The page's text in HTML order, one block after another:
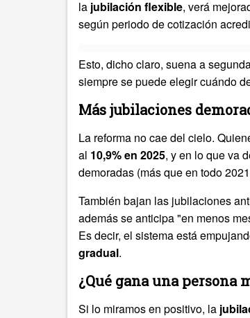
la jubilación flexible, verá
según periodo de cotización
Esto, dicho claro, suena a
siempre se puede elegir cuándo
Más jubilaciones
La reforma no cae del cielo.
al 10,9% en 2025, y en lo que va
demoradas (más que en todo
También bajan las jubilaciones
además se anticipa "en menos
Es decir, el sistema está
gradual.
¿Qué gana una
Si lo miramos en positivo, la